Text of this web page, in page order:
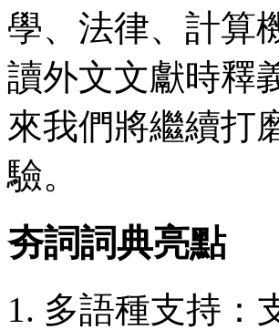
學、法律、計算
讀外文文獻時釋
來我們將繼續打
驗。
夯詞詞典亮點
1. 多語種支持：